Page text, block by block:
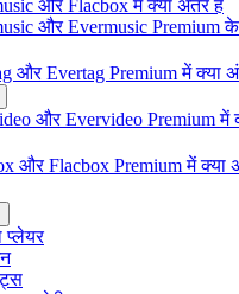
और Flacbox में क्या अंतर है
और Evermusic Premium
और Evertag Premium में क्या
और Evervideo Premium में
और Flacbox Premium में क्या
प्लेयर